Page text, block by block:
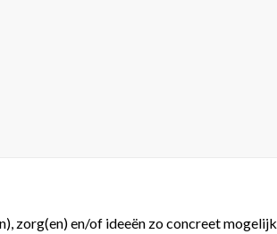
zorg(en) en/of ideeën zo concreet mogelijk.